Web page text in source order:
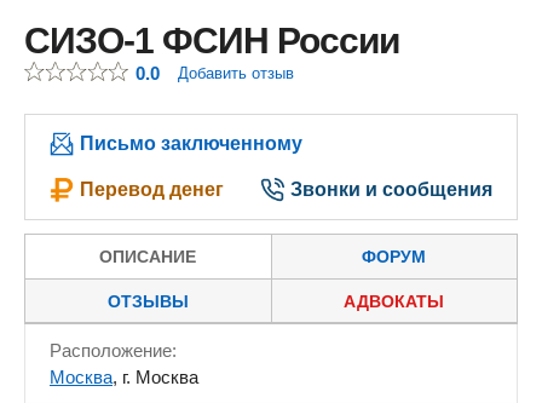
РЕКЛАМОДАТЕЛЯМ
СИЗО-1 ФСИН России
0.0 Добавить отзыв
Письмо заключенному
Перевод денег Звонки и сообщения
ОПИСАНИЕ ФОРУМ
ОТЗЫВЫ АДВОКАТЫ
Расположение:
Москва, г. Москва